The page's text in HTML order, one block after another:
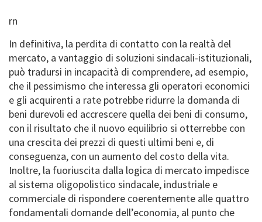
rn
In definitiva, la perdita di contatto con la realtà del
mercato, a vantaggio di soluzioni sindacali-istituzionali,
può tradursi in incapacità di comprendere, ad esempio,
che il pessimismo che interessa gli operatori economici
e gli acquirenti a rate potrebbe ridurre la domanda di
beni durevoli ed accrescere quella dei beni di consumo,
con il risultato che il nuovo equilibrio si otterrebbe con
una crescita dei prezzi di questi ultimi beni e, di
conseguenza, con un aumento del costo della vita.
Inoltre, la fuoriuscita dalla logica di mercato impedisce
al sistema oligopolistico sindacale, industriale e
commerciale di rispondere coerentemente alle quattro
fondamentali domande dell’economia, al punto che